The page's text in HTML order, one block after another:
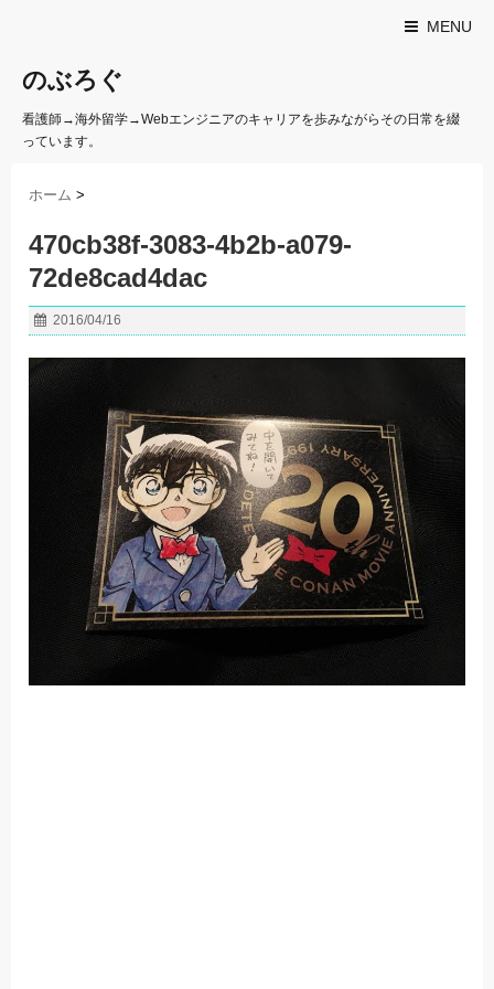
MENU
のぶろぐ
看護師→海外留学→Webエンジニアのキャリアを歩みながらその日常を綴
っています。
ホーム >
470cb38f-3083-4b2b-a079-
72de8cad4dac
2016/04/16